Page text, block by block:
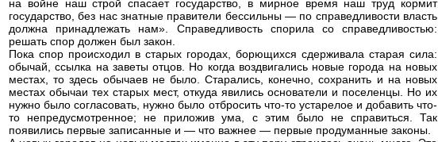
на войне наш строй спасает государство, в мирное время наш труд кормит
государство, без нас знатные правители бессильны — по справедливости власть
должна принадлежать нам». Справедливость спорила со справедливостью:
решать спор должен был закон.
Пока спор происходил в старых городах, борющихся сдерживала старая сила:
обычай, ссылка на заветы отцов. Но когда воздвигались новые города на новых
местах, то здесь обычаев не было. Старались, конечно, сохранить и на новых
местах обычаи тех старых мест, откуда явились основатели и поселенцы. Но их
нужно было согласовать, нужно было отбросить что-то устарелое и добавить что-
то непредусмотренное; не приложив ума, с этим было не справиться. Так
появились первые записанные и — что важнее — первые продуманные законы.